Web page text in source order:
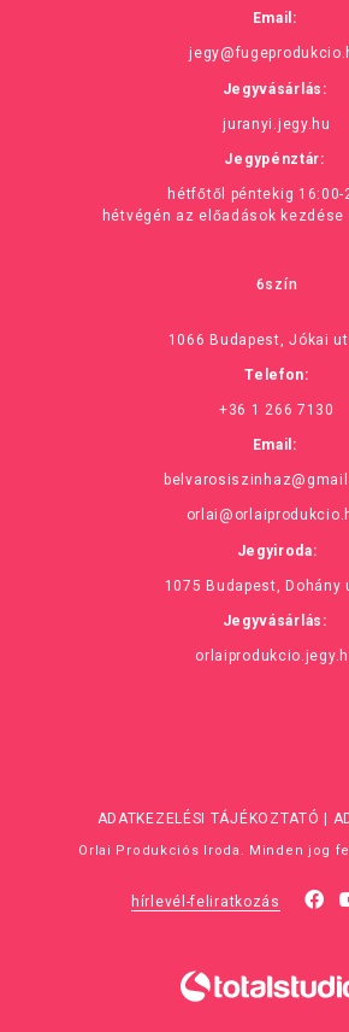
Email:
Jegyvásárlás:
juranyi.jegy.hu
Jegypénztár:
hétfőtől péntekig 16:00-
hétvégén az előadások kezdése
6szín
1066 Budapest, Jókai
Telefon:
+36 1 266 7130
Email:
Jegyiroda:
1075 Budapest, Dohány
Jegyvásárlás:
ADATKEZELÉSI TÁJÉKOZTATÓ
Orlai Produkciós Iroda. Minden jog
hírlevél-feliratkozás